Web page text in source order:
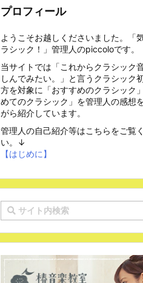
プロフィール
ようこそお越しくださいました。「
ラシック！」管理人のpiccoloです。
当サイトでは「これからクラシック
しんでみたい。」と言うクラシック
方を対象に「おすすめのクラシック
めてのクラシック」を管理人の感想
がら紹介しています。
管理人の自己紹介等はこちらをご覧
い。↓
【はじめに】